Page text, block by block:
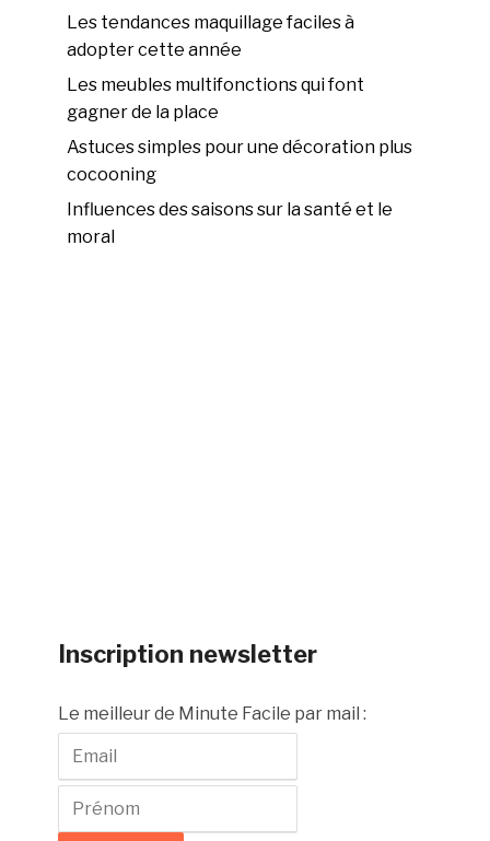
Les tendances maquillage faciles à
adopter cette année
Les meubles multifonctions qui font
gagner de la place
Astuces simples pour une décoration plus
cocooning
Influences des saisons sur la santé et le
moral
Inscription newsletter
Le meilleur de Minute Facile par mail :